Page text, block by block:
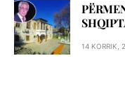
14 KORRIK,